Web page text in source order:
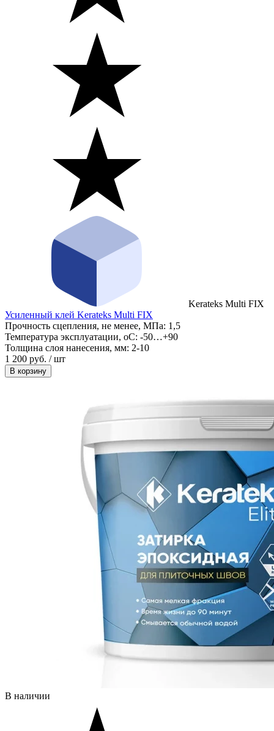
Kerateks Multi FIX
Усиленный клей Kerateks Multi FIX
Прочность сцепления, не менее, МПа: 1,5
Температура эксплуатации, оС: -50…+90
Толщина слоя нанесения, мм: 2-10
1 200 руб. / шт
В корзину
В наличии